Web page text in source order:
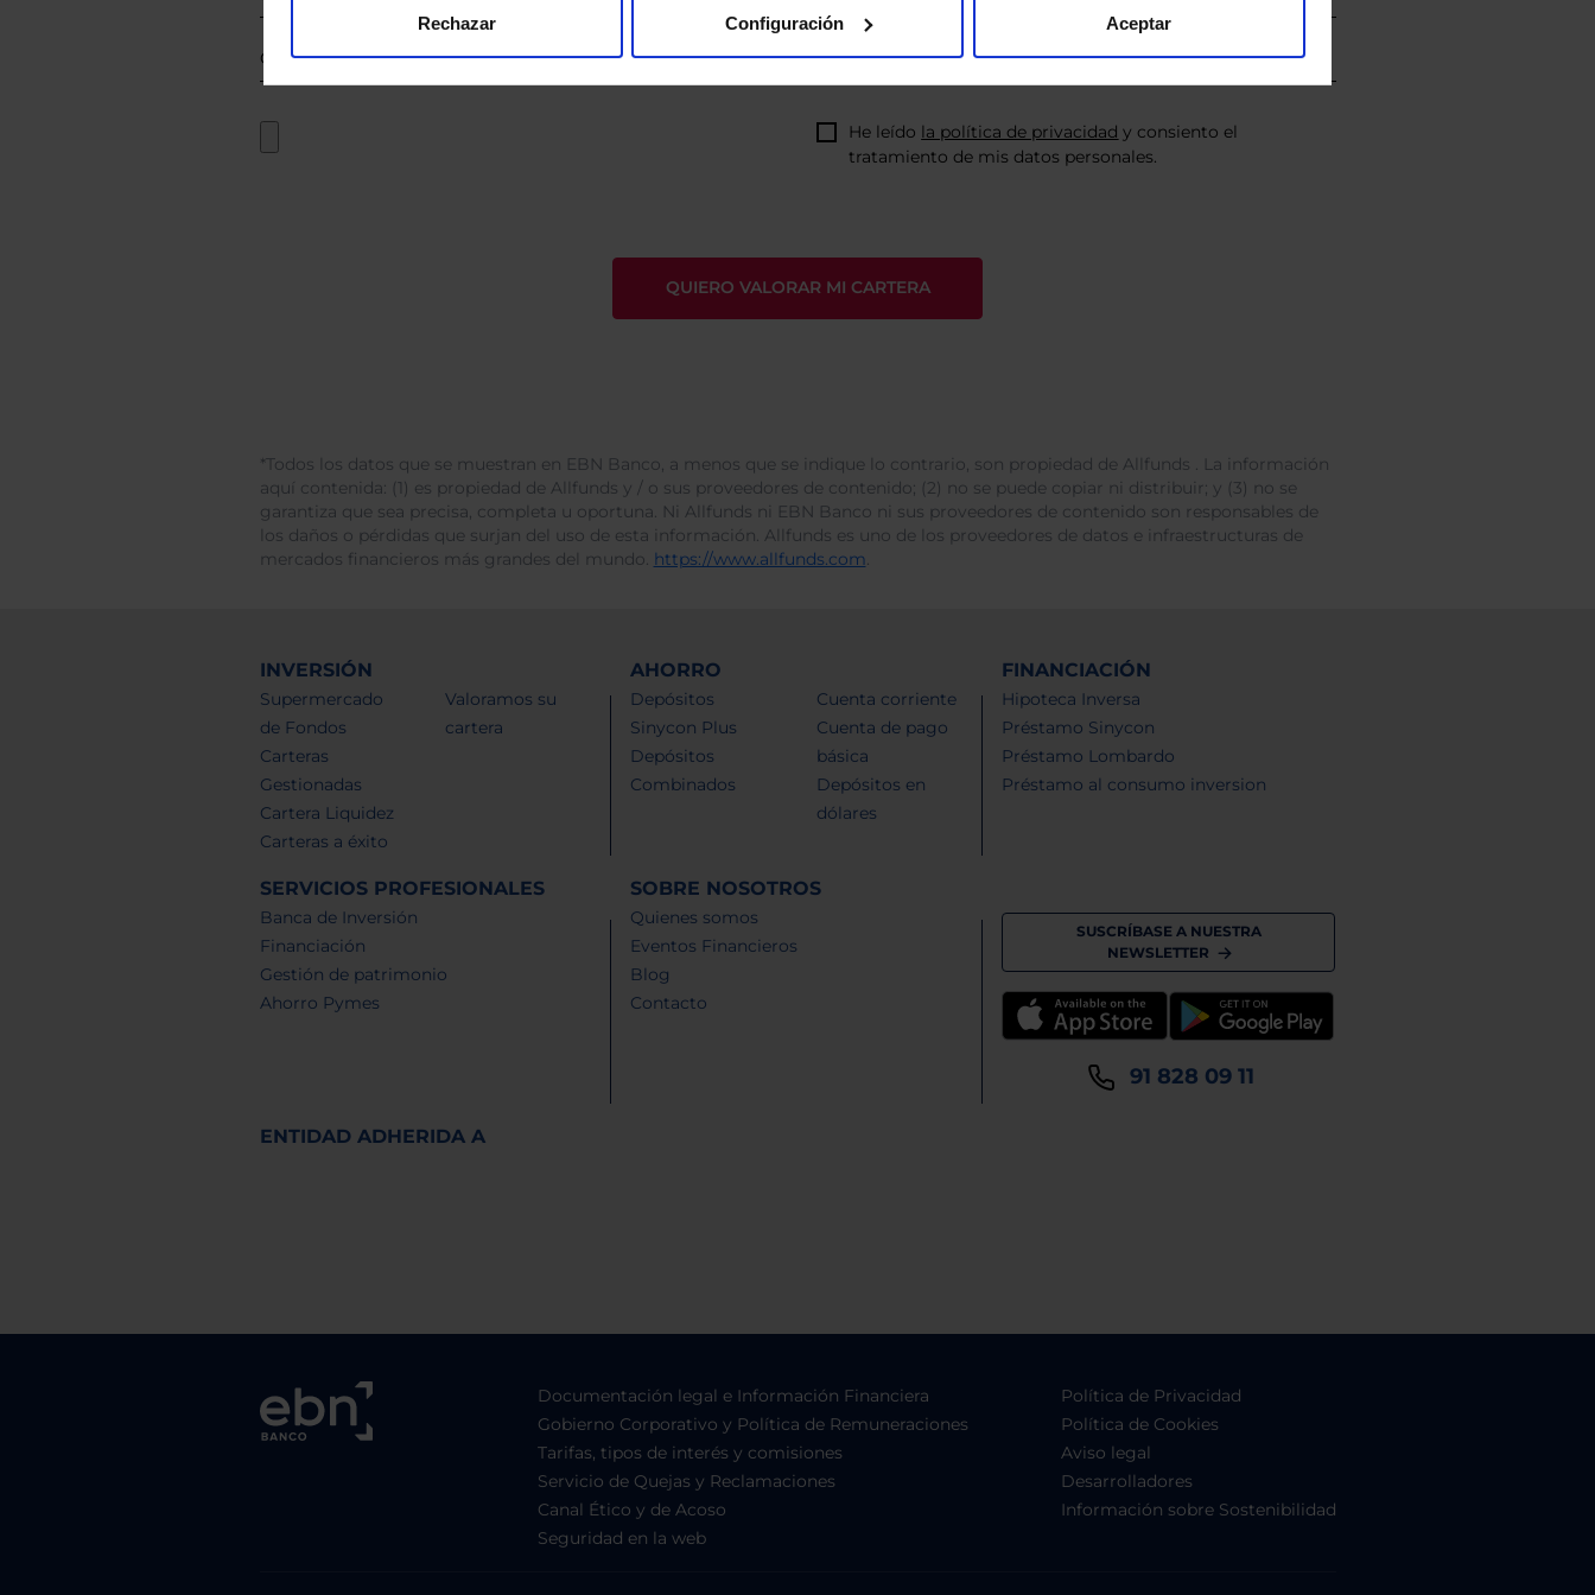
Rechazar Configuración Aceptar
He leído la política de privacidad y consiento el
tratamiento de mis datos personales.
*Todos los datos que se muestran en EBN Banco, a menos que se indique lo contrario, son propiedad de Allfunds . La información
aquí contenida: (1) es propiedad de Allfunds y / o sus proveedores de contenido; (2) no se puede copiar ni distribuir; y (3) no se
garantiza que sea precisa, completa u oportuna. Ni Allfunds ni EBN Banco ni sus proveedores de contenido son responsables de
los daños o pérdidas que surjan del uso de esta información. Allfunds es uno de los proveedores de datos e infraestructuras de
mercados financieros más grandes del mundo. https://www.allfunds.com.
INVERSIÓN
Supermercado
de Fondos
Carteras
Gestionadas
Cartera Liquidez
Carteras a éxito
Valoramos su
cartera
AHORRO
Depósitos
Sinycon Plus
Depósitos
Combinados
Cuenta corriente
Cuenta de pago
básica
Depósitos en
dólares
FINANCIACIÓN
Hipoteca Inversa
Préstamo Sinycon
Préstamo Lombardo
Préstamo al consumo inversion
SERVICIOS PROFESIONALES
Banca de Inversión
Financiación
Gestión de patrimonio
Ahorro Pymes
SOBRE NOSOTROS
Quienes somos
Eventos Financieros
Blog
Contacto
SUSCRÍBASE A NUESTRA
NEWSLETTER
91 828 09 11
ENTIDAD ADHERIDA A
Documentación legal e Información Financiera
Gobierno Corporativo y Política de Remuneraciones
Tarifas, tipos de interés y comisiones
Servicio de Quejas y Reclamaciones
Canal Ético y de Acoso
Seguridad en la web
Política de Privacidad
Política de Cookies
Aviso legal
Desarrolladores
Información sobre Sostenibilidad